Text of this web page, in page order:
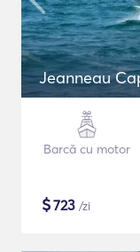
Jeanneau
Barcă cu motor
$723 /zi